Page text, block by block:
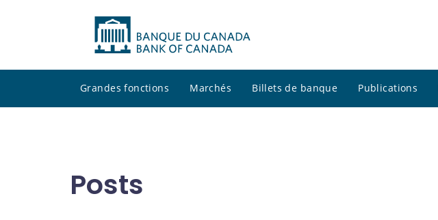
Grandes fonctions Marchés Billets de banque Publications
Posts